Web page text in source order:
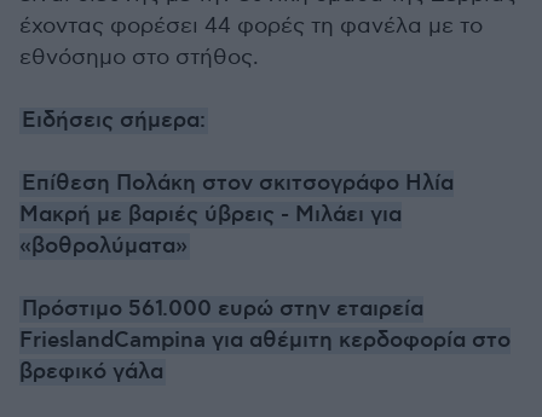
έχοντας φορέσει 44 φορές τη φανέλα με το
εθνόσημο στο στήθος.
Ειδήσεις σήμερα:
Επίθεση Πολάκη στον σκιτσογράφο Ηλία
Μακρή με βαριές ύβρεις - Μιλάει για
«βοθρολύματα»
Πρόστιμο 561.000 ευρώ στην εταιρεία
FrieslandCampina για αθέμιτη κερδοφορία στο
βρεφικό γάλα